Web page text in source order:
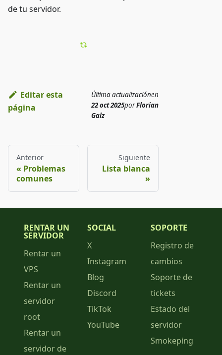
de tu servidor.
Editar esta
página
Última actualizaciónen
22 oct 2025porFlorian
Galz
Anterior
Problemas
comunes
Siguiente
Lista blanca
RENTAR UN
SERVIDOR
Rentar un
VPS
Rentar un
servidor
root
Rentar un
servidor de
SOCIAL
X
Instagram
Blog
Discord
TikTok
YouTube
SOPORTE
Registro de
cambios
Soporte de
tickets
Estado del
servidor
Smokeping